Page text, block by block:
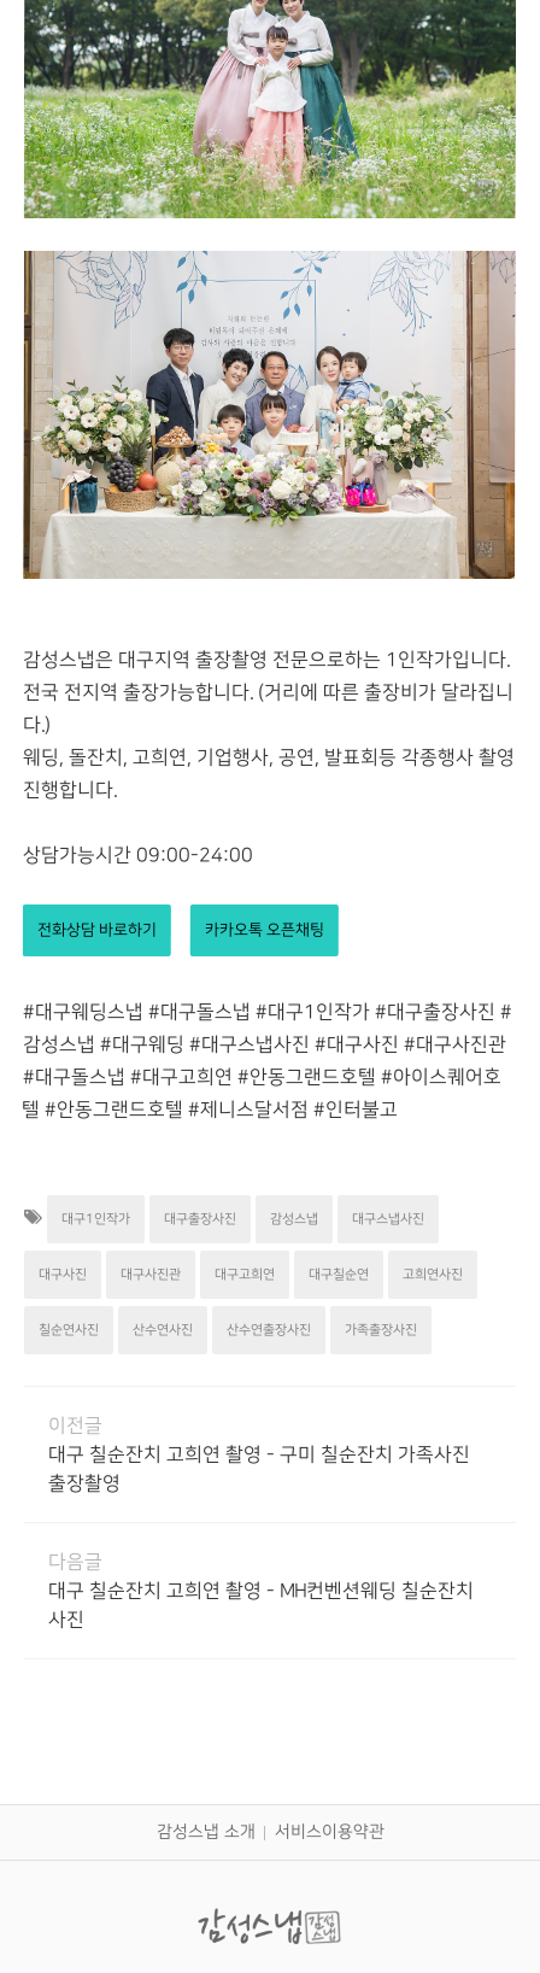
감성스냅은 대구지역 출장촬영 전문으로하는 1인작가입니다.
전국 전지역 출장가능합니다. (거리에 따른 출장비가 달라집니
다.)
웨딩, 돌잔치, 고희연, 기업행사, 공연, 발표회등 각종행사 촬영
진행합니다.
상담가능시간 09:00-24:00
전화상담 바로하기 카카오톡 오픈채팅
#대구웨딩스냅 #대구돌스냅 #대구1인작가 #대구출장사진 #
감성스냅 #대구웨딩 #대구스냅사진 #대구사진 #대구사진관
#대구돌스냅 #대구고희연 #안동그랜드호텔 #아이스퀘어호
텔 #안동그랜드호텔 #제니스달서점 #인터불고
대구1인작가 대구출장사진 감성스냅 대구스냅사진
대구사진 대구사진관 대구고희연 대구칠순연 고희연사진
칠순연사진 산수연사진 산수연출장사진 가족출장사진
이전글
대구 칠순잔치 고희연 촬영 - 구미 칠순잔치 가족사진
출장촬영
다음글
대구 칠순잔치 고희연 촬영 - MH컨벤션웨딩 칠순잔치
사진
감성스냅 소개 서비스이용약관